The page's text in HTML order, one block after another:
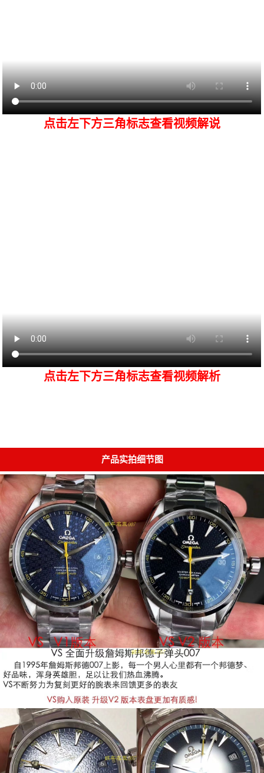
点击左下方三角标志查看视频解说
点击左下方三角标志查看视频解析
产品实拍细节图